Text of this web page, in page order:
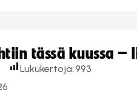
tässä kuussa
Lukukertoja:993